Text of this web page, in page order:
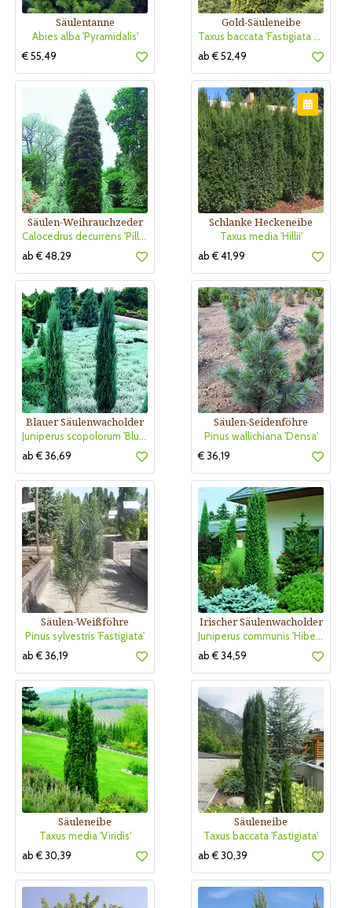
Säulentanne
Abies alba 'Pyramidalis'
€ 55,49
Gold-Säuleneibe
Taxus baccata 'Fastigiata Aurea'
ab € 52,49
Säulen-Weihrauchzeder
Calocedrus decurrens 'Pillar'
ab € 48,29
Schlanke Heckeneibe
Taxus media 'Hillii'
ab € 41,99
Blauer Säulenwacholder
Juniperus scopolorum 'Blue Arrow'
ab € 36,69
Säulen-Seidenföhre
Pinus wallichiana 'Densa'
€ 36,19
Säulen-Weißföhre
Pinus sylvestris 'Fastigiata'
ab € 36,19
Irischer Säulenwacholder
Juniperus communis 'Hibernica'
ab € 34,59
Säuleneibe
Taxus media 'Viridis'
ab € 30,39
Säuleneibe
Taxus baccata 'Fastigiata'
ab € 30,39